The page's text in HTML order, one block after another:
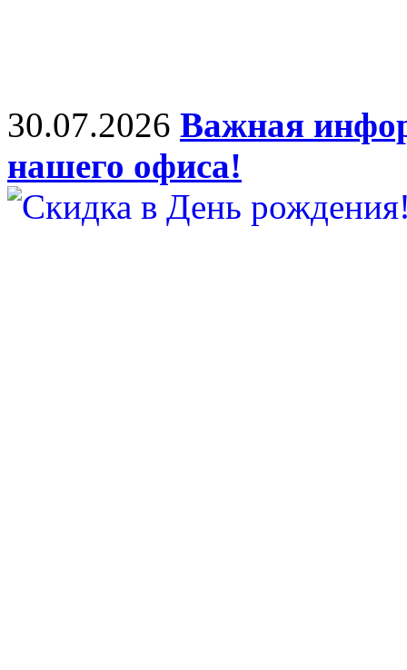
30.07.2026 Важная
нашего офиса!